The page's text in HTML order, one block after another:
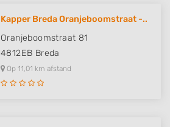
Kapper Breda Oranjeboomstraat -..
Oranjeboomstraat 81
4812EB Breda
Op 11,01 km afstand